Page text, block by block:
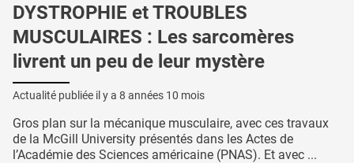
DYSTROPHIE et TROUBLES
MUSCULAIRES : Les sarcomères
livrent un peu de leur mystère
Actualité publiée il y a 8 années 10 mois
Gros plan sur la mécanique musculaire, avec ces travaux
de la McGill University présentés dans les Actes de
l’Académie des Sciences américaine (PNAS). Et avec ...